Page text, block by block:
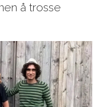
å trosse